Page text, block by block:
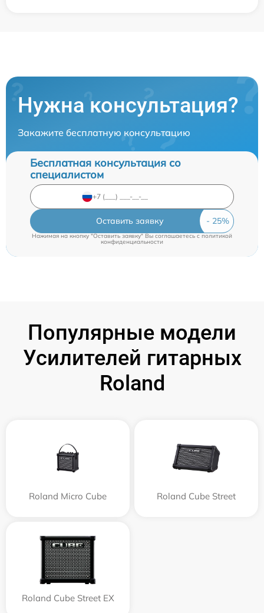
Нужна консультация?
Закажите бесплатную консультацию
Бесплатная консультация со
специалистом
Оставить заявку
Нажимая на кнопку "Оставить заявку" Вы соглашаетесь cполитикой
конфиденциальности
Популярные модели
Усилителей гитарных
Roland
Roland Micro Cube Roland Cube Street
Roland Cube Street EX